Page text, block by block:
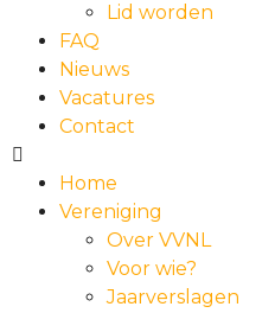
Lid worden
FAQ
Nieuws
Vacatures
Contact
Home
Vereniging
Over VVNL
Voor wie?
Jaarverslagen